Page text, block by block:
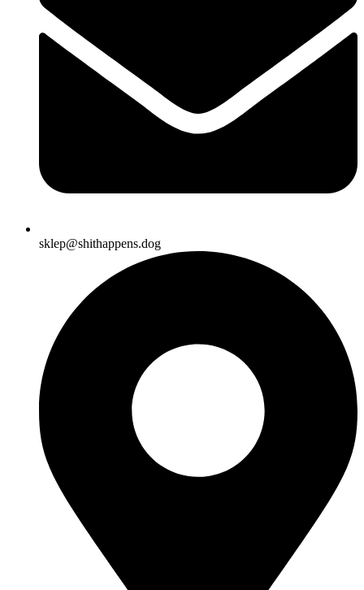
sklep@shithappens.dog